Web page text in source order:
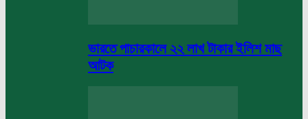
ভারতে পাচারকালে ২২ লাখ টাকার ইলিশ মাছ
আটক